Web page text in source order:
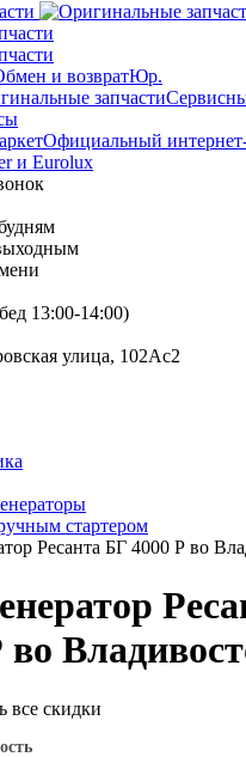
и возвратЮр.
запчасти
Официальный
и Eurolux
13:00-14:00)
улица, 102Ас2
стартером
Ресанта БГ 4000 Р во
все скидки